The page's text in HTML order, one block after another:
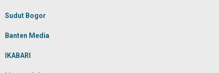
Sudut Bogor
Banten Media
IKABARI